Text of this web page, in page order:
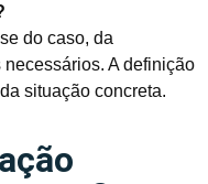
do caso, da
A definição
situação concreta.